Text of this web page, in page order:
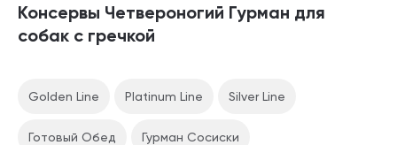
Консервы Четвероногий Гурман для
собак с гречкой
Golden Line Platinum Line Silver Line
Готовый Обед Гурман Сосиски